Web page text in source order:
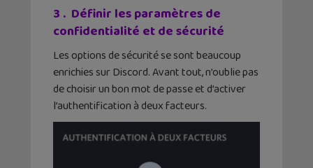
3 . Définir les paramètres de
confidentialité et de sécurité
Les options de sécurité se sont beaucoup
enrichies sur Discord. Avant tout, n’oublie pas
de choisir un bon mot de passe et d’activer
l’authentification à deux facteurs.